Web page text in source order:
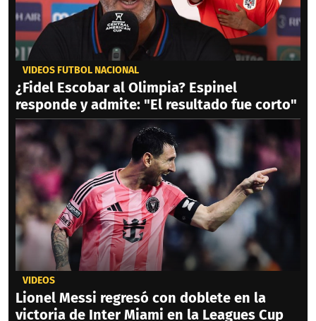
VIDEOS FÚTBOL NACIONAL
¿Fidel Escobar al Olimpia? Espinel
responde y admite: "El resultado fue corto"
VIDEOS
Lionel Messi regresó con doblete en la
victoria de Inter Miami en la Leagues Cup